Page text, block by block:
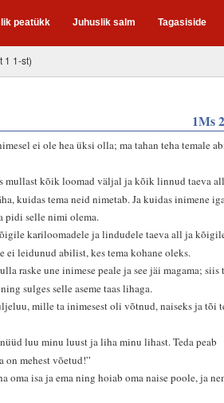
peatükk Juhuslik salm Tagasiside
1 1-st)
1Ms 2
ei ole hea üksi olla; ma tahan teha temale
mullast kõik loomad väljal ja kõik linnud taeva all
kuidas tema neid nimetab. Ja kuidas inimene
pidi selle nimi olema.
kariloomadele ja lindudele taeva all ja
ei leidunud abilist, kes tema kohane oleks.
raske une inimese peale ja see jäi magama; siis
sulges selle aseme taas lihaga.
mille ta inimesest oli võtnud, naiseks ja tõi
luu minu luust ja liha minu lihast. Teda peab
on mehest võetud!”
oma isa ja ema ning hoiab oma naise poole, ja